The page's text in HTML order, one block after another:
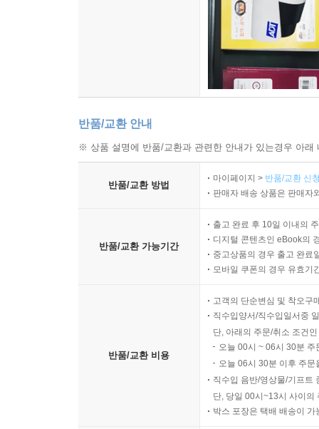
반품/교환 안내
※ 상품 설명에 반품/교환과 관련한 안내가 있는경우 아
반품/교환 방법
마이페이지 > 반품/교환 신
판매자 배송 상품은 판매자
반품/교환 가능기간
출고 완료 후 10일 이내의
디지털 콘텐츠인 eBook의
중고상품의 경우 출고 완료
모바일 쿠폰의 경우 유효기
반품/교환 비용
고객의 단순변심 및 착오구
직수입양서/직수입일서중
단, 아래의 주문/취소 조건
오늘 00시 ~ 06시 30분
오늘 06시 30분 이후 주
직수입 음반/영상물/기프트
단, 당일 00시~13시 사이의
박스 포장은 택배 배송이